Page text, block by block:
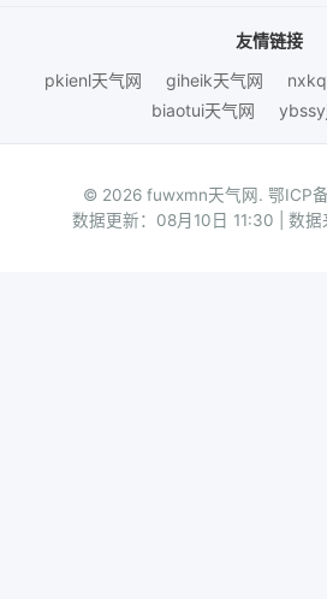
友情链接
pkienl天气网
giheik天气网
biaotui天气网
© 2026 fuwxmn天气网. 鄂ICP
数据更新：08月10日 11:30 | 数